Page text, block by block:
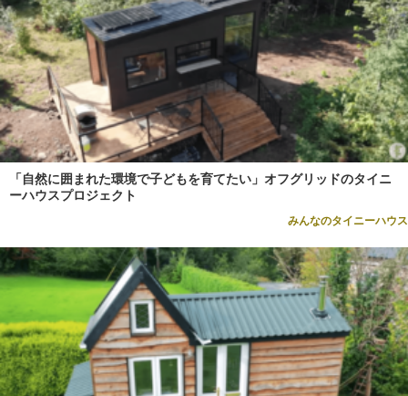
「自然に囲まれた環境で子どもを育てたい」オフグリッドのタイニ
ーハウスプロジェクト
みんなのタイニーハウス